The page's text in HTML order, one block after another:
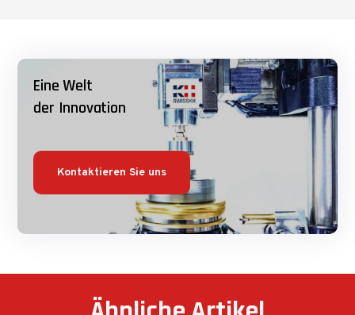
Eine Welt
der Innovation
Kontaktieren Sie uns